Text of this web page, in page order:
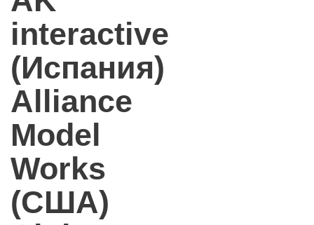
interactive
(Испания)
Alliance
Model
Works
(США)